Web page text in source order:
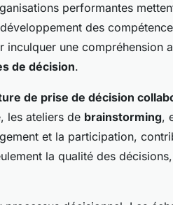
performantes
des
inculquer une compréhension
de décision.
de prise de décision
les ateliers de brainstorming,
et la participation,
la qualité des